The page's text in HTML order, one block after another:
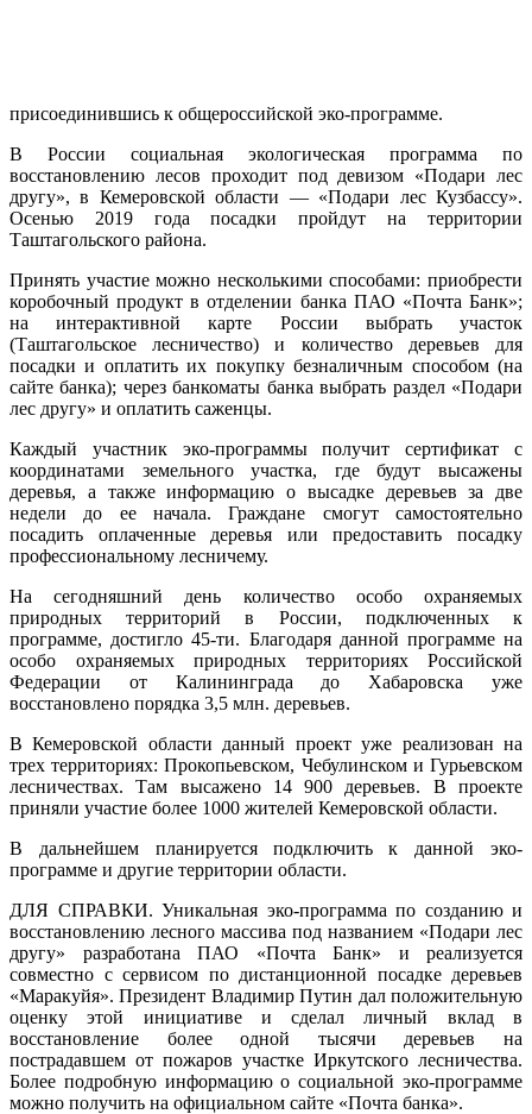
присоединившись к общероссийской эко-программе.
В России социальная экологическая программа по
восстановлению лесов проходит под девизом «Подари лес
другу», в Кемеровской области — «Подари лес Кузбассу».
Осенью 2019 года посадки пройдут на территории
Таштагольского района.
Принять участие можно несколькими способами: приобрести
коробочный продукт в отделении банка ПАО «Почта Банк»;
на интерактивной карте России выбрать участок
(Таштагольское лесничество) и количество деревьев для
посадки и оплатить их покупку безналичным способом (на
сайте банка); через банкоматы банка выбрать раздел «Подари
лес другу» и оплатить саженцы.
Каждый участник эко-программы получит сертификат с
координатами земельного участка, где будут высажены
деревья, а также информацию о высадке деревьев за две
недели до ее начала. Граждане смогут самостоятельно
посадить оплаченные деревья или предоставить посадку
профессиональному лесничему.
На сегодняшний день количество особо охраняемых
природных территорий в России, подключенных к
программе, достигло 45-ти. Благодаря данной программе на
особо охраняемых природных территориях Российской
Федерации от Калининграда до Хабаровска уже
восстановлено порядка 3,5 млн. деревьев.
В Кемеровской области данный проект уже реализован на
трех территориях: Прокопьевском, Чебулинском и Гурьевском
лесничествах. Там высажено 14 900 деревьев. В проекте
приняли участие более 1000 жителей Кемеровской области.
В дальнейшем планируется подключить к данной эко-
программе и другие территории области.
ДЛЯ СПРАВКИ. Уникальная эко-программа по созданию и
восстановлению лесного массива под названием «Подари лес
другу» разработана ПАО «Почта Банк» и реализуется
совместно с сервисом по дистанционной посадке деревьев
«Маракуйя». Президент Владимир Путин дал положительную
оценку этой инициативе и сделал личный вклад в
восстановление более одной тысячи деревьев на
пострадавшем от пожаров участке Иркутского лесничества.
Более подробную информацию о социальной эко-программе
можно получить на официальном сайте «Почта банка».